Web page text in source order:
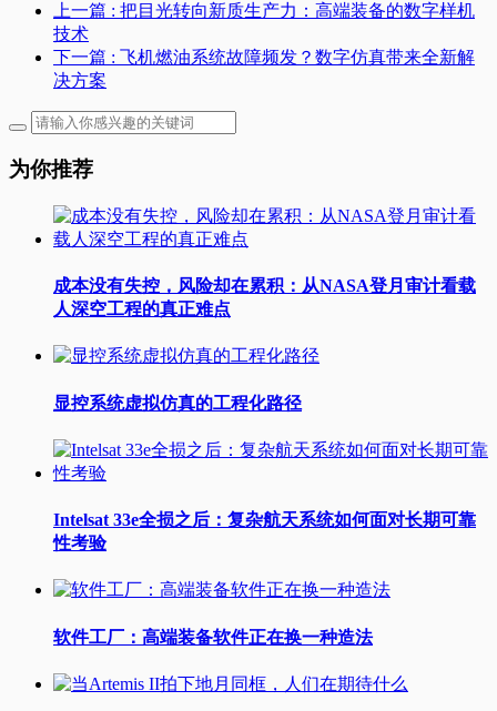
上一篇 : 把目光转向新质生产力：高端装备的数字样机
技术
下一篇 : 飞机燃油系统故障频发？数字仿真带来全新解
决方案
为你推荐
成本没有失控，风险却在累积：从NASA登月审计看载
人深空工程的真正难点
显控系统虚拟仿真的工程化路径
Intelsat 33e全损之后：复杂航天系统如何面对长期可靠
性考验
软件工厂：高端装备软件正在换一种造法